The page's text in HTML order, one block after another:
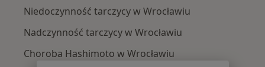
Niedoczynność tarczycy w Wrocławiu
Nadczynność tarczycy w Wrocławiu
Choroba Hashimoto w Wrocławiu